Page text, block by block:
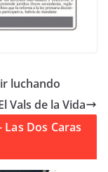
luchando
Vals de la Vida
Las Dos Caras